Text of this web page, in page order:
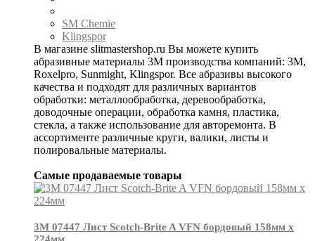
SM Chemie
Klingspor
В магазине slitmastershop.ru Вы можете купить
абразивные материалы 3М производства компаний: 3М,
Roxelpro, Sunmight, Klingspor. Все абразивы высокого
качества и подходят для различных вариантов
обработки: металлообработка, деревообработка,
доводочные операции, обработка камня, пластика,
стекла, а также использование для авторемонта. В
ассортименте различные круги, валики, листы и
полировальные материалы.
Самые продаваемые товары
3М 07447 Лист Scotch-Brite A VFN бордовый 158мм х